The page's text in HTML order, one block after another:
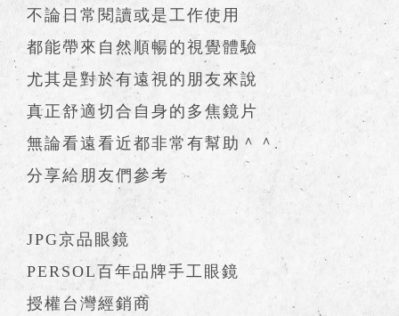
不論日常閱讀或是工作使用
都能帶來自然順暢的視覺體驗
尤其是對於有遠視的朋友來說
真正舒適切合自身的多焦鏡片
無論看遠看近都非常有幫助＾＾
分享給朋友們參考
JPG京品眼鏡
PERSOL百年品牌手工眼鏡
授權台灣經銷商